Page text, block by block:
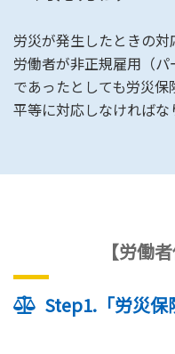
労災が発生したときの対
労働者が非正規雇用（パ
であったとしても労災
平等に対応しなければな
【労働
Step1.「労災保